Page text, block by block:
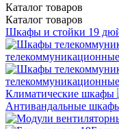
Каталог товаров
Каталог товаров
Шкафы и стойки 19
Климатические шкафы
Антивандальные